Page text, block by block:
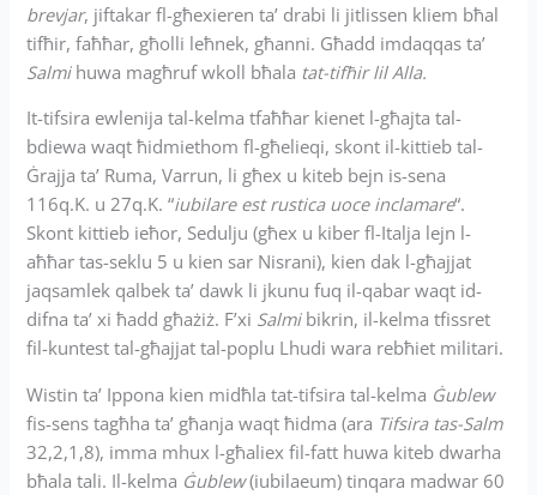
brevjar, jiftakar fl-għexieren ta’ drabi li jitlissen kliem bħal
tifħir, faħħar, għolli leħnek, għanni. Għadd imdaqqas ta’
Salmi huwa magħruf wkoll bħala tat-tifħir lil Alla.
It-tifsira ewlenija tal-kelma tfaħħar kienet l-għajta tal-
bdiewa waqt ħidmiethom fl-għelieqi, skont il-kittieb tal-
Ġrajja ta’ Ruma, Varrun, li għex u kiteb bejn is-sena
116q.K. u 27q.K. “iubilare est rustica uoce inclamare“.
Skont kittieb ieħor, Sedulju (għex u kiber fl-Italja lejn l-
aħħar tas-seklu 5 u kien sar Nisrani), kien dak l-għajjat
jaqsamlek qalbek ta’ dawk li jkunu fuq il-qabar waqt id-
difna ta’ xi ħadd għażiż. F’xi Salmi bikrin, il-kelma tfissret
fil-kuntest tal-għajjat tal-poplu Lhudi wara rebħiet militari.
Wistin ta’ Ippona kien midħla tat-tifsira tal-kelma Ġublew
fis-sens tagħha ta’ għanja waqt ħidma (ara Tifsira tas-Salm
32,2,1,8), imma mhux l-għaliex fil-fatt huwa kiteb dwarha
bħala tali. Il-kelma Ġublew(iubilaeum) tinqara madwar 60